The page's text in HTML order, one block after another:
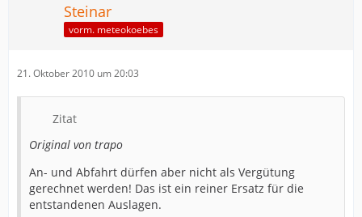
Steinar
vorm. meteokoebes
21. Oktober 2010 um 20:03
Zitat
Original von trapo
An- und Abfahrt dürfen aber nicht als Vergütung
gerechnet werden! Das ist ein reiner Ersatz für die
entstandenen Auslagen.